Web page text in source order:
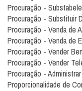
Procuração -
Procuração - Substituir
Procuração - Venda de
Procuração - Venda de
Procuração - Vender
Procuração - Vender
Procuração -
Proporcionalidade de